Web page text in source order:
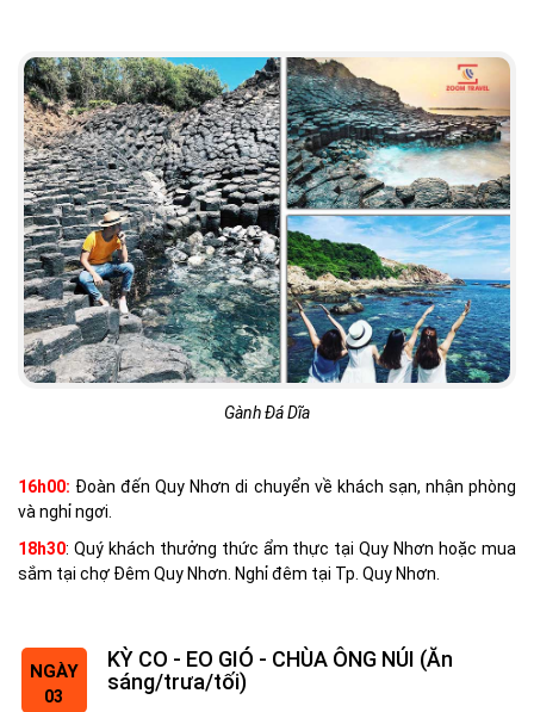
Gành Đá Dĩa
16h00: Đoàn đến Quy Nhơn di chuyển về khách sạn, nhận phòng
và nghỉ ngơi.
18h30: Quý khách thưởng thức ẩm thực tại Quy Nhơn hoặc mua
sắm tại chợ Đêm Quy Nhơn. Nghỉ đêm tại Tp. Quy Nhơn.
NGÀY
03
KỲ CO - EO GIÓ - CHÙA ÔNG NÚI (Ăn
sáng/trưa/tối)